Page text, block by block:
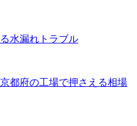
水漏れトラブル
都府の工場で押さえる相場